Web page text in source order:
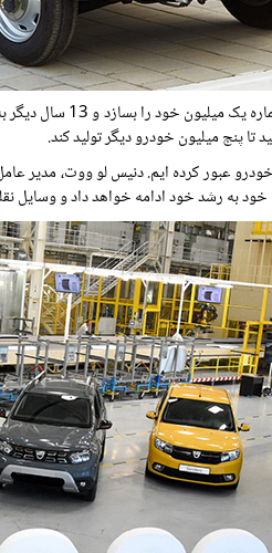
پنج میلیون خودرو دیگر تولید کند.
که از نقطه عطف نمادین تولید 10 میلیون خودرو
به رشد خود ادامه خواهد داد و وسایل